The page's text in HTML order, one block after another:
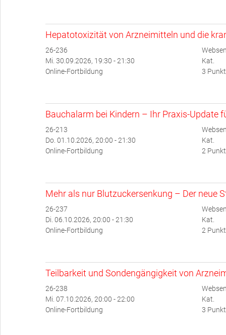
Hepatotoxizität von Arzneimitteln und die
26-236
Mi. 30.09.2026, 19:30 - 21:30
Online-Fortbildung
Kat.
3
Bauchalarm bei Kindern – Ihr Praxis-Update
26-213
Do. 01.10.2026, 20:00 - 21:30
Online-Fortbildung
Kat.
2
Mehr als nur Blutzuckersenkung – Der neue
26-237
Di. 06.10.2026, 20:00 - 21:30
Online-Fortbildung
Kat.
2
Teilbarkeit und Sondengängigkeit von
26-238
Mi. 07.10.2026, 20:00 - 22:00
Online-Fortbildung
Kat.
3